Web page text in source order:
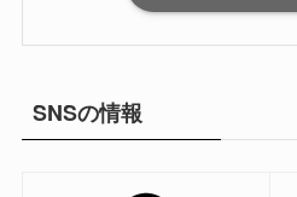
SNSの情報